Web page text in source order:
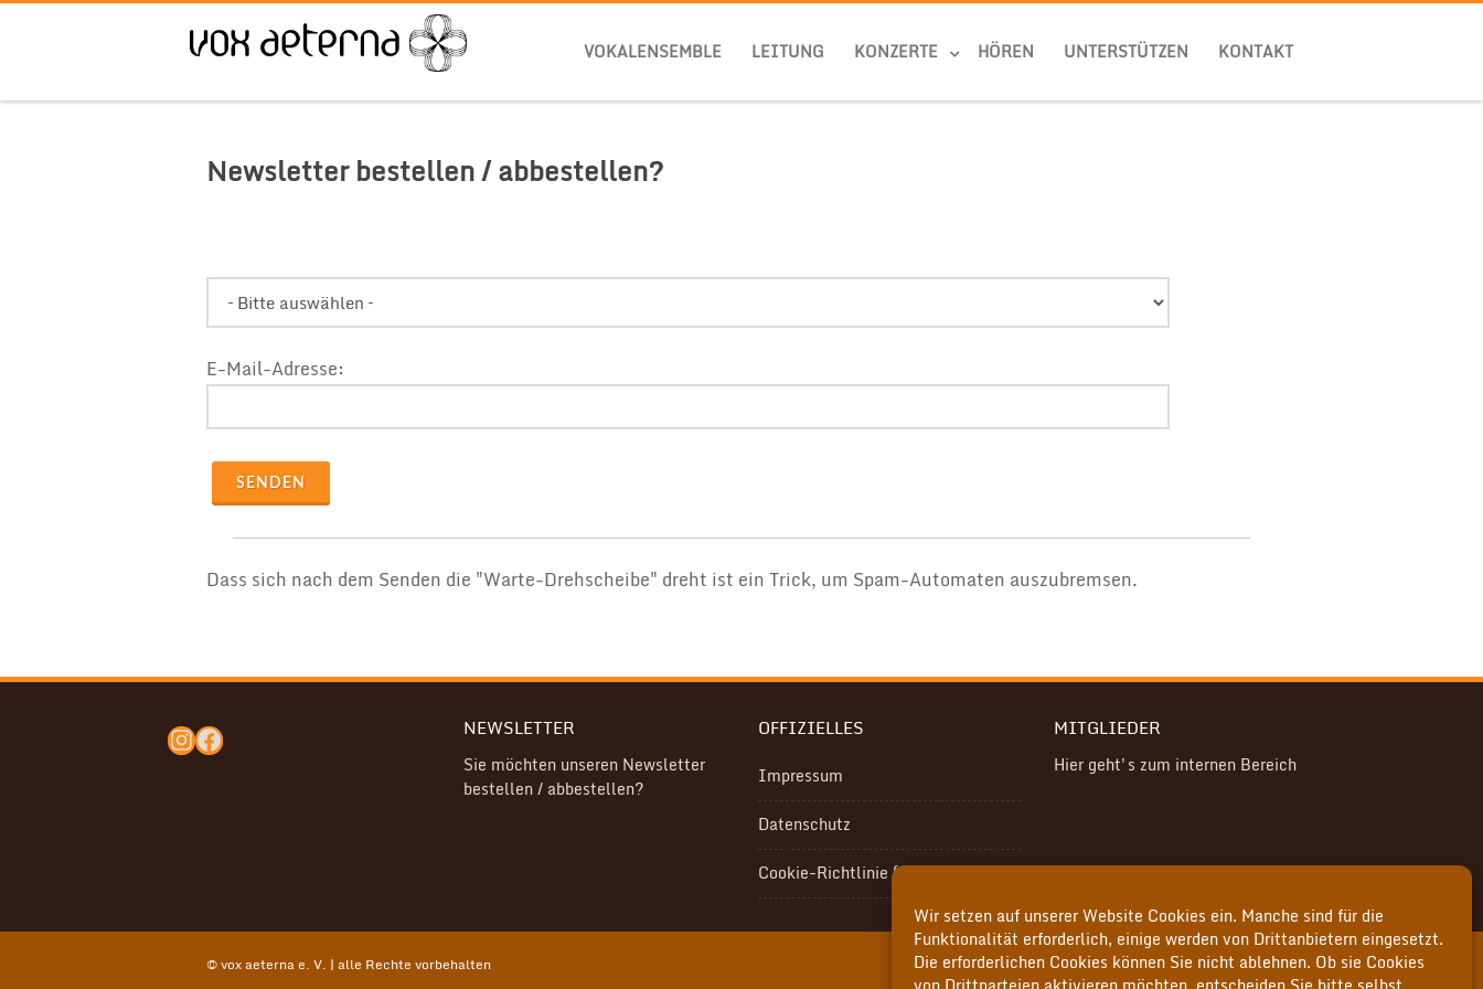
Wir setzen auf unserer Website Cookies ein. Manche sind für die
Funktionalität erforderlich, einige werden von Drittanbietern eingesetzt.
Die erforderlichen Cookies können Sie nicht ablehnen. Ob sie Cookies
VOKALENSEMBLE LEITUNG KONZERTE HÖREN UNTERSTÜTZEN KONTAKT
Newsletter bestellen / abbestellen?
E-Mail-Adresse:
Dass sich nach dem Senden die "Warte-Drehscheibe" dreht ist ein Trick, um Spam-Automaten auszubremsen.
Instagram
Facebook NEWSLETTER
Sie möchten unseren Newsletter
bestellen / abbestellen?
OFFIZIELLES
Impressum
Datenschutz
Cookie-Richtlinie (EU)
MITGLIEDER
Hier geht's zum internen Bereich
© vox aeterna e. V. | alle Rechte vorbehalten